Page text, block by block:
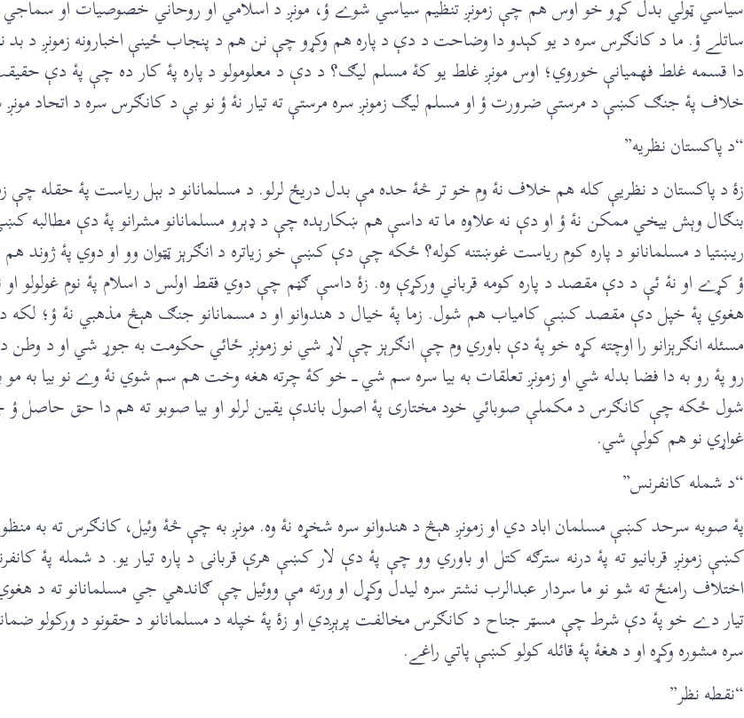
سياسي ټولي بدل کړو خو اوس هم چې زمونږ تنظيم سياسي شوے ؤ، مونږ د اسلامي او روحاني خصوصيات او سماجي او
ساتلے ؤ. ما د کانګرس سره د يو کېدو دا وضاحت د دې د پاره هم وکړو چې نن هم د پنجاب ځینې اخبارونه زمونږ د بد
دا قسمه غلط فهميانې خوروي؛ اوس مونږ غلط يو کۀ مسلم ليګ؟ د دې د معلومولو د پاره پۀ کار ده چې پۀ دې
خلاف پۀ جنګ کښې د مرستې ضرورت ؤ او مسلم ليګ زمونږ سره مرستې ته تيار نۀ ؤ نو بې د کانګرس سره د اتحاد مونږ
“د پاکستان نظريه”
زۀ د پاکستان د نظريې کله هم خلاف نۀ وم خو تر څۀ حده مې بدل دريځ لرلو. د مسلمانانو د بېل رياست پۀ حقله
بنګال وېش بيخي ممکن نۀ ؤ او دې نه علاوه ما ته داسې هم ښکارېده چې د ډېرو مسلمانانو مشرانو پۀ دې
ریښتيا د مسلمانانو د پاره کوم رياست غوښتنه کوله؟ ځکه چې دې کښې خو زياتره د انګرېز ټټوان وو او دوي پۀ ژوند
ؤ کړے او نۀ ئې د دې مقصد د پاره کومه قرباني ورکړې وه. زۀ داسې ګڼم چې دوي فقط اولس د اسلام پۀ نوم غولولو
هغوي پۀ خپل دې مقصد کښې کامياب هم شول. زما پۀ خيال د هندوانو او د مسمانانو جنګ هېڅ مذهبي نۀ ؤ؛
مسئله انګرېزانو را اوچته کړه خو پۀ دې باوري وم چې انګرېز چې لاړ شي نو زمونږ ځائي حکومت به جوړ شي او د وطن د
رو پۀ رو به دا فضا بدله شي او زمونږ تعلقات به بيا سره سم شي ـــ خو کۀ چرته هغه وخت هم سم شوي نۀ وے نو بيا به
شول ځکه چې کانګرس د مکملې صوبائي خود مختارۍ پۀ اصول باندې يقين لرلو او بيا صوبو ته هم دا حق حاصل ؤ
غواړي نو هم کولې شي.
“د شمله کانفرنس”
پۀ صوبه سرحد کښې مسلمان اباد دي او زمونږ هېڅ د هندوانو سره شخړه نۀ وه. مونږ به چې څۀ وئيل، کانګرس ته
کښې زمونږ قربانيو ته پۀ درنه سترګه کتل او باوري وو چې پۀ دې لار کښې هرې قربانۍ د پاره تيار يو. د شمله
اختلاف رامنځ ته شو نو ما سردار عبدالرب نشتر سره لیدل وکړل او ورته مې ووئيل چې ګاندهي جي مسلمانانو ته د
تيار دے خو پۀ دې شرط چې مسټر جناح د کانګرس مخالفت پرېږدي او زۀ پۀ خپله د مسلمانانو د حقونو د ورکولو
سره مشوره وکړه او د هغۀ پۀ قائله کولو کښې پاتي راغے.
“نقطه نظر”